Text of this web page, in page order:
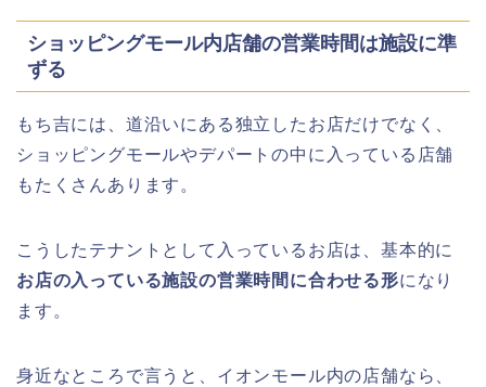
ショッピングモール内店舗の営業時間は施設に準
ずる
もち吉には、道沿いにある独立したお店だけでなく、
ショッピングモールやデパートの中に入っている店舗
もたくさんあります。
こうしたテナントとして入っているお店は、基本的に
お店の入っている施設の営業時間に合わせる形になり
ます。
身近なところで言うと、イオンモール内の店舗なら、